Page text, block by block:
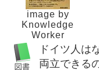
image by
Knowledge
Worker
ドイツ人は
両立できる